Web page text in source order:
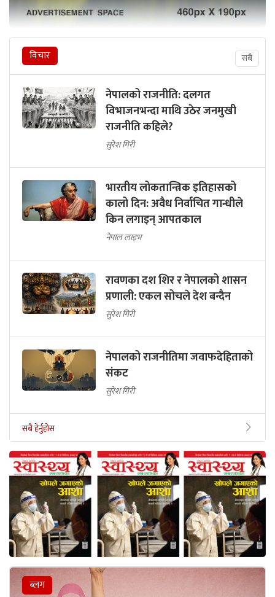
विचार सबै
नेपालको राजनीति: दलगत
विभाजनभन्दा माथि उठेर जनमुखी
राजनीति कहिले?
सुरेश गिरी
भारतीय लोकतान्त्रिक इतिहासको
कालो दिन: अवैध निर्वाचित गान्धीले
किन लगाइन् आपतकाल
नेपाल लाइभ
रावणका दश शिर र नेपालको शासन
प्रणाली: एकल सोचले देश बन्दैन
सुरेश गिरी
नेपालको राजनीतिमा जवाफदेहिताको
संकट
सुरेश गिरी
सबै हेर्नुहोस
ब्लग